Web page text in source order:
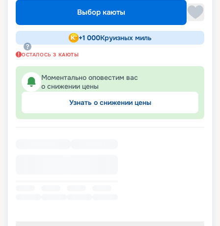
Выбор каюты
+1 000Круизных миль
ОСТАЛОСЬ 3 КАЮТЫ
Моментально оповестим вас
о снижении цены
Узнать о снижении цены